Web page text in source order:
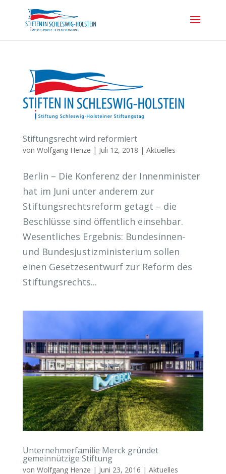
Stiftungsrecht wird reformiert
von Wolfgang Henze | Juli 12, 2018 | Aktuelles
Berlin – Die Konferenz der Innenminister
hat im Juni unter anderem zur
Stiftungsrechtsreform getagt – die
Beschlüsse sind öffentlich einsehbar.
Wesentliches Ergebnis: Bundesinnen-
und Bundesjustizministerium sollen
einen Gesetzesentwurf zur Reform des
Stiftungsrechts...
Unternehmerfamilie Merck gründet
gemeinnützige Stiftung
von Wolfgang Henze | Juni 23, 2016 | Aktuelles